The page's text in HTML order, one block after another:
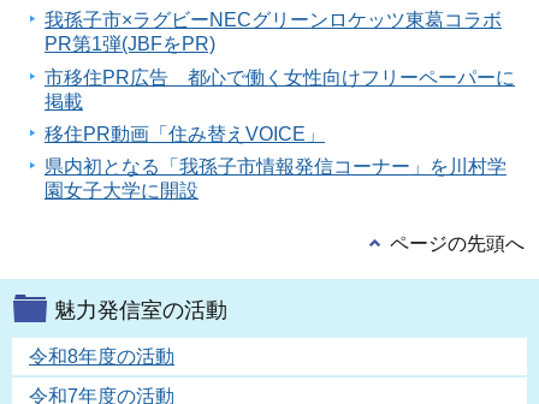
我孫子市×ラグビーNECグリーンロケッツ東葛コラボ
PR第1弾(JBFをPR)
市移住PR広告 都心で働く女性向けフリーペーパーに
掲載
移住PR動画「住み替えVOICE」
県内初となる「我孫子市情報発信コーナー」を川村学
園女子大学に開設
ページの先頭へ
魅力発信室の活動
令和8年度の活動
令和7年度の活動